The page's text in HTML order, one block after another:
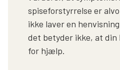
spiseforstyrrelse er
ikke laver en
det betyder ikke, at
for hjælp.